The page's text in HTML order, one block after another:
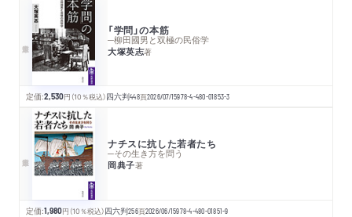
「学問」の本筋
─柳田國男と双極の民俗学
大塚英志著
定価:2,530円 （10％税込）四六判448頁2026/07/15978-4-480-01853-3
ナチスに抗した若者たち
─その生き方を問う
岡典子著
定価:1,980円 （10％税込）四六判256頁2026/06/15978-4-480-01851-9